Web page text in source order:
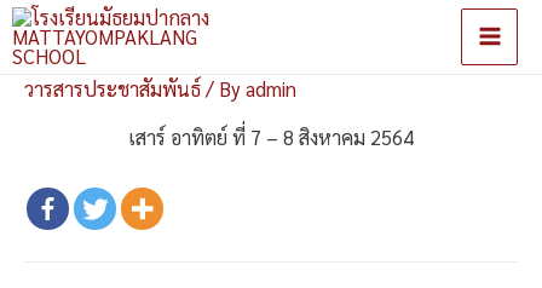
Main
วารสารประชาสัมพันธ์/ Byadmin
เสาร์ อาทิตย์ ที่ 7 – 8 สิงหาคม 2564